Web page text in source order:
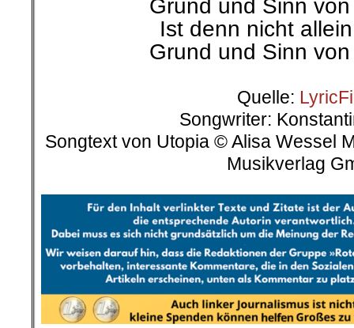
Grund und Sinn
Ist denn nicht
Grund und Sinn
Quelle:
Songwriter:
Songtext von Utopia © Alisa Wessel
Musikverlag